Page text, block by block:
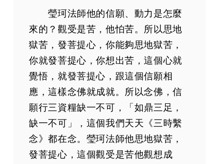
瑩珂法師他的信願、動力是怎麼
來的？觀受是苦，他怕苦。所以思地
獄苦，發菩提心，你能夠思地獄苦，
你就發菩提心，你想出苦，這個心就
覺悟，就發菩提心，跟這個信願相
應，這樣念佛就成就。所以念佛，信
願行三資糧缺一不可，「如鼎三足，
缺一不可」，這個我們天天《三時繫
念》都在念。瑩珂法師他思地獄苦，
發菩提心，這個觀受是苦他觀想成